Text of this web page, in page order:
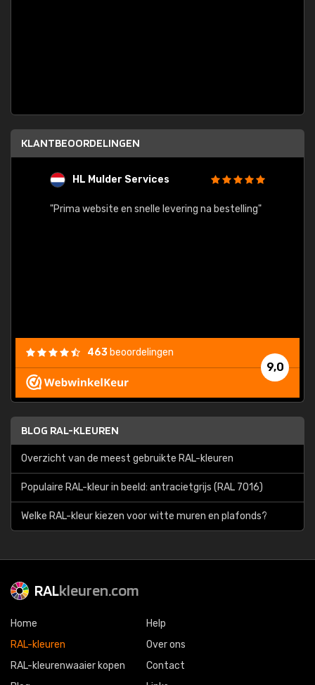
KLANTBEOORDELINGEN
HL Mulder Services
"Prima website en snelle levering na bestelling"
9,0
463 beoordelingen
BLOG RAL-KLEUREN
Overzicht van de meest gebruikte RAL-kleuren
Populaire RAL-kleur in beeld: antracietgrijs (RAL 7016)
Welke RAL-kleur kiezen voor witte muren en plafonds?
RALkleuren.com
Home
RAL-kleuren
RAL-kleurenwaaier kopen
Help
Over ons
Contact